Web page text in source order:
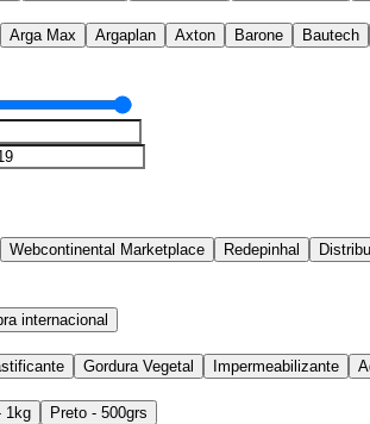
Arga Max Argaplan Axton Barone Bautech
Webcontinental Marketplace Redepinhal
internacional
Gordura Vegetal Impermeabilizante
1kg Preto - 500grs